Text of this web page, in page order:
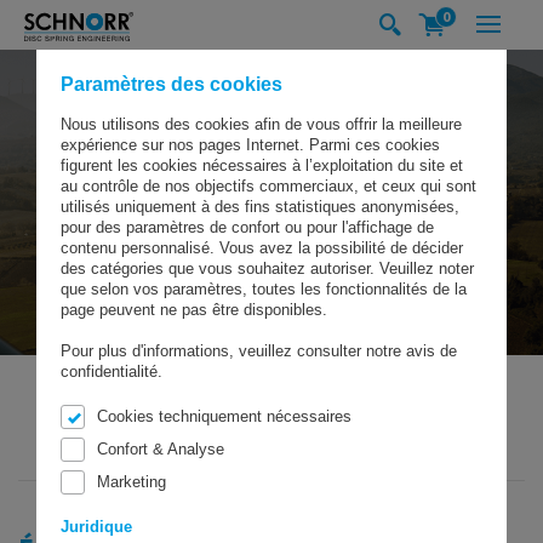
Paramètres des cookies
Nous utilisons des cookies afin de vous offrir la meilleure
expérience sur nos pages Internet. Parmi ces cookies
figurent les cookies nécessaires à l’exploitation du site et
au contrôle de nos objectifs commerciaux, et ceux qui sont
utilisés uniquement à des fins statistiques anonymisées,
pour des paramètres de confort ou pour l'affichage de
contenu personnalisé. Vous avez la possibilité de décider
des catégories que vous souhaitez autoriser. Veuillez noter
que selon vos paramètres, toutes les fonctionnalités de la
page peuvent ne pas être disponibles.
Pour plus d'informations, veuillez consulter notre avis de
confidentialité.
Cookies techniquement nécessaires
Confort & Analyse
Marketing
Juridique
0